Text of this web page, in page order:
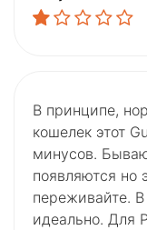
В принципе,
кошелек этот
минусов.
появляются но
переживайте.
идеально. Для